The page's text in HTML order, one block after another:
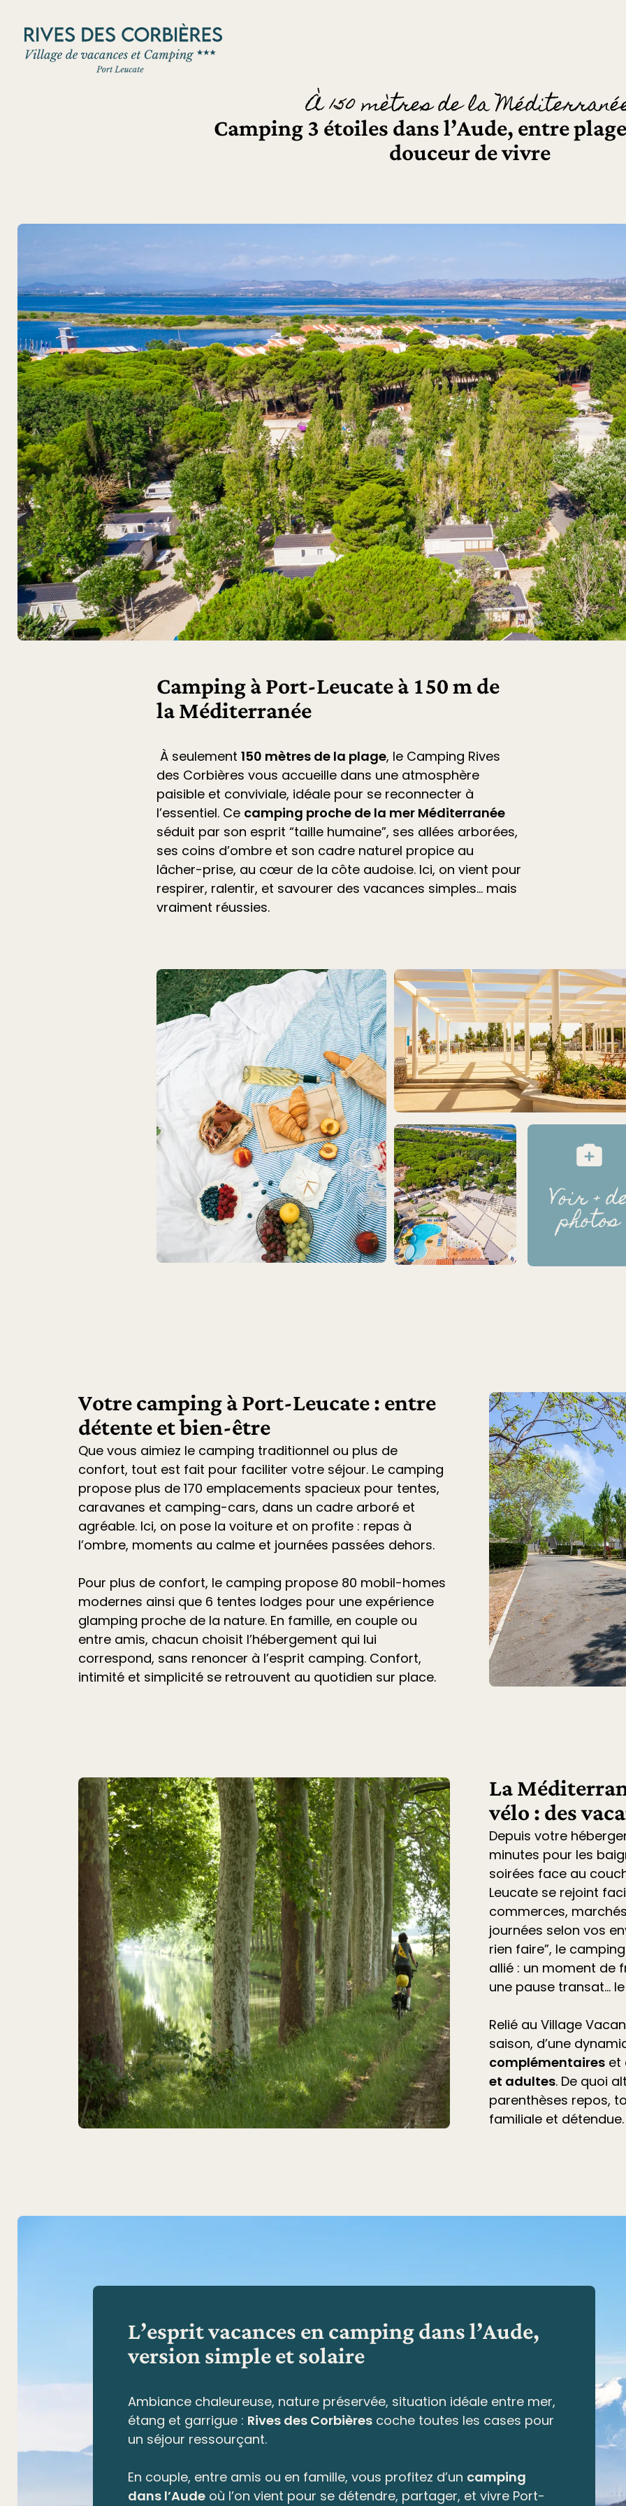
À 150 mètres de la
Camping 3 étoiles dans l’Aude, entre
douceur de vivre
Camping à Port-Leucate à 150 m de
la Méditerranée
À seulement 150 mètres de la plage, le Camping Rives
des Corbières vous accueille dans une atmosphère
paisible et conviviale, idéale pour se reconnecter à
l’essentiel. Ce camping proche de la mer Méditerranée
séduit par son esprit “taille humaine”, ses allées arborées,
ses coins d’ombre et son cadre naturel propice au
lâcher-prise, au cœur de la côte audoise. Ici, on vient pour
respirer, ralentir, et savourer des vacances simples… mais
vraiment réussies.
Voir +
photos
Votre camping à Port-Leucate : entre
détente et bien-être
Que vous aimiez le camping traditionnel ou plus de
confort, tout est fait pour faciliter votre séjour. Le camping
propose plus de 170 emplacements spacieux pour tentes,
caravanes et camping-cars, dans un cadre arboré et
agréable. Ici, on pose la voiture et on profite : repas à
l’ombre, moments au calme et journées passées dehors.
Pour plus de confort, le camping propose 80 mobil-homes
modernes ainsi que 6 tentes lodges pour une expérience
glamping proche de la nature. En famille, en couple ou
entre amis, chacun choisit l’hébergement qui lui
correspond, sans renoncer à l’esprit camping. Confort,
intimité et simplicité se retrouvent au quotidien sur place.
La
vélo : des
Depuis votre
minutes pour les
soirées face au
Leucate se rejoint
commerces,
journées selon vos
rien faire”, le
allié : un moment de
une pause transat…
Relié au Village
saison, d’une
complémentaires et
et adultes. De quoi
parenthèses repos,
familiale et détendue.
L’esprit vacances en camping dans l’Aude,
version simple et solaire
Ambiance chaleureuse, nature préservée, situation idéale entre mer,
étang et garrigue : Rives des Corbièrescoche toutes les cases pour
un séjour ressourçant.
En couple, entre amis ou en famille, vous profitez d’un camping
dans l’Audeoù l’on vient pour se détendre, partager, et vivre Port-